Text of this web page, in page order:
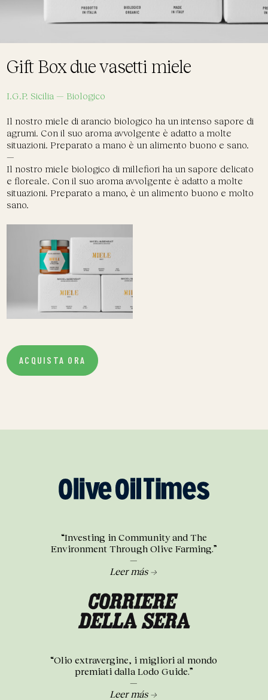
Gift Box due vasetti miele
I.G.P. Sicilia — Biologico
Il nostro miele di arancio biologico ha un intenso sapore di
agrumi. Con il suo aroma avvolgente è adatto a molte
situazioni. Preparato a mano è un alimento buono e sano.
—
Il nostro miele biologico di millefiori ha un sapore delicato
e floreale. Con il suo aroma avvolgente è adatto a molte
situazioni. Preparato a mano, è un alimento buono e molto
sano.
ACQUISTA ORA
“Investing in Community and The
Environment Through Olive Farming.”
—
Leer más →
“Olio extravergine, i migliori al mondo
premiati dalla Lodo Guide.”
—
Leer más →